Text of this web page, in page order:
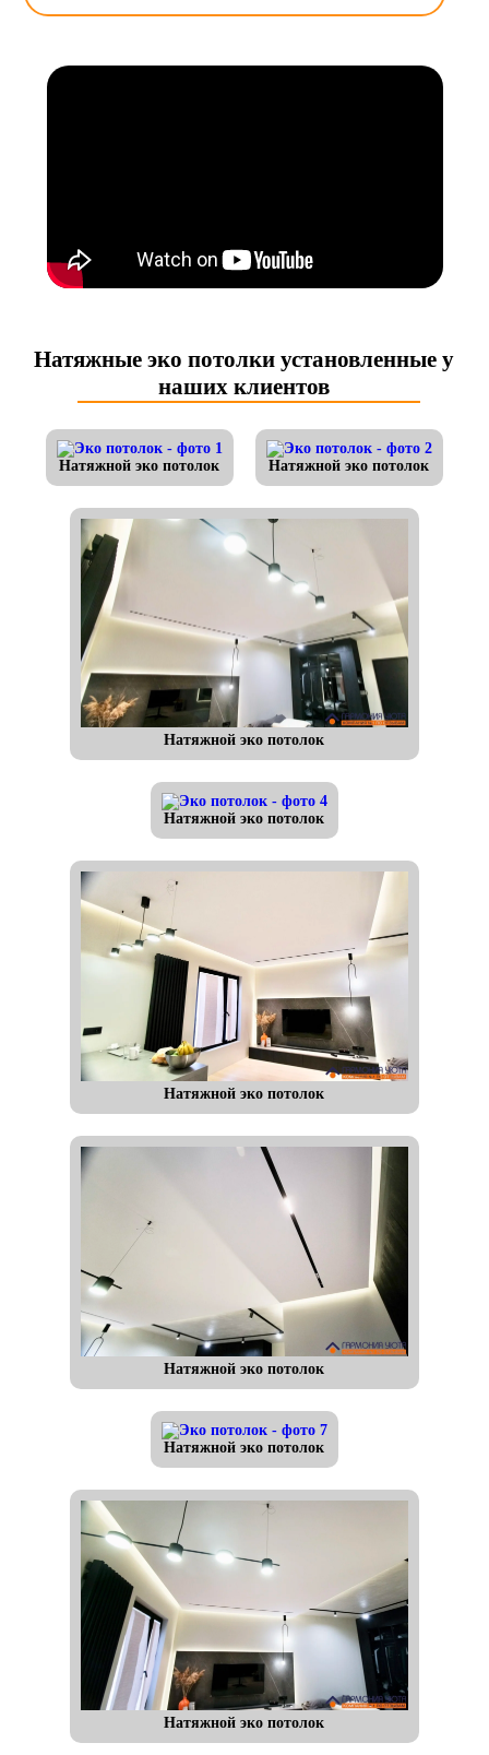
Натяжные эко потолки установленные у
наших клиентов
Натяжной эко потолок Натяжной эко потолок
Натяжной эко потолок
Натяжной эко потолок
Натяжной эко потолок
Натяжной эко потолок
Натяжной эко потолок
Натяжной эко потолок